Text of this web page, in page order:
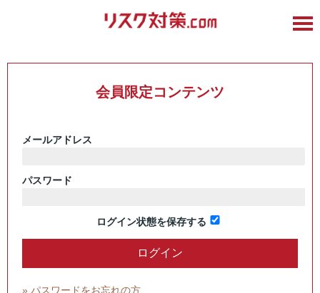
会員限定コンテンツ
メールアドレス
パスワード
ログイン状態を保存する
» パスワードをお忘れの方